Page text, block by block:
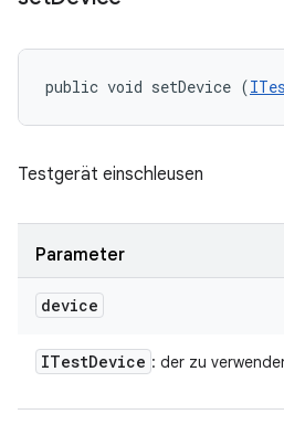
public void setDevice (
Testgerät einschleusen
Parameter
device
ITestDevice : der zu